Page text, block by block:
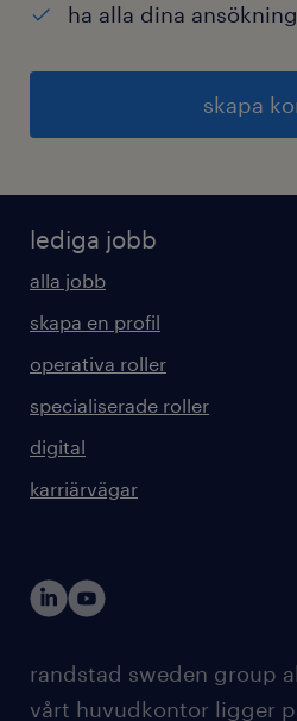
ha alla dina
skapa
lediga jobb
alla jobb
skapa en profil
operativa roller
specialiserade roller
digital
karriärvägar
randstad sweden group
vårt huvudkontor ligger